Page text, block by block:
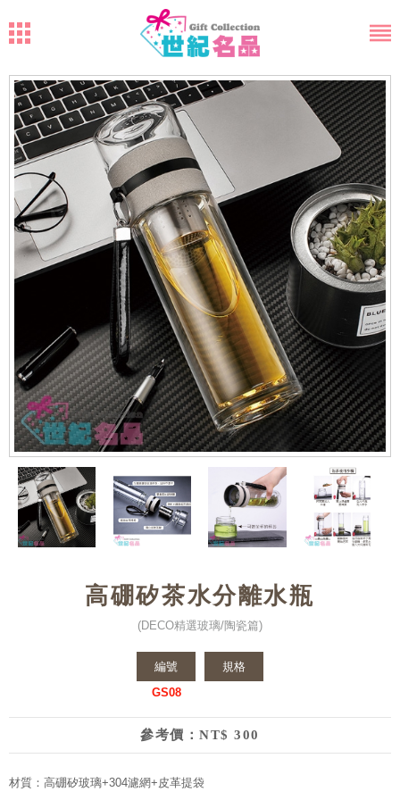
高硼矽茶水分離水瓶
(DECO精選玻璃/陶瓷篇)
編號
GS08
規格
參考價：NT$ 300
材質：高硼矽玻璃+304濾網+皮革提袋